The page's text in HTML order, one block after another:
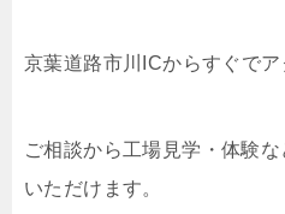
京葉道路市川ICからすぐでア
ご相談から工場見学・体験
いただけます。